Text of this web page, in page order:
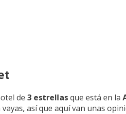
de 3 estrellasque está en la
así que aquí van unas